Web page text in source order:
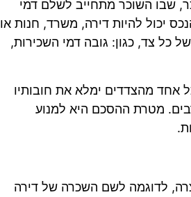
שבו השוכר מתחייב לשלם דמי
יכול להיות דירה, משרד, חנות או
כל צד, כגון: גובה דמי השכירות,
אחד מהצדדים ימלא את חובותיו
מטרת ההסכם היא למנוע
לדוגמה לשם השכרה של דירה